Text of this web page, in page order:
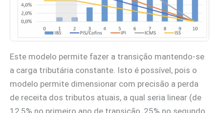
Este modelo permite fazer a transição mantendo-se
a carga tributária constante. Isto é possível, pois o
modelo permite dimensionar com precisão a perda
de receita dos tributos atuais, a qual seria linear (de